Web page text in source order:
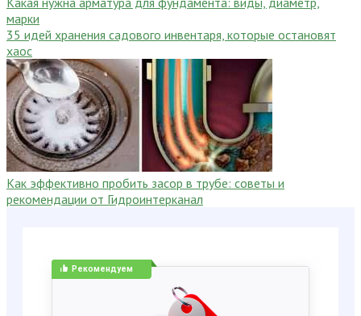
марки
35 идей хранения садового инвентаря, которые остановят
хаос
Как эффективно пробить засор в трубе: советы и
рекомендации от Гидроинтерканал